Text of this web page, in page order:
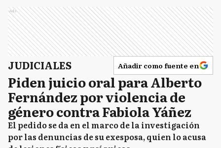
Ads
JUDICIALES Añadir como fuente en
Piden juicio oral para Alberto
Fernández por violencia de
género contra Fabiola Yáñez
El pedido se da en el marco de la investigación
por las denuncias de su exesposa, quien lo acusa